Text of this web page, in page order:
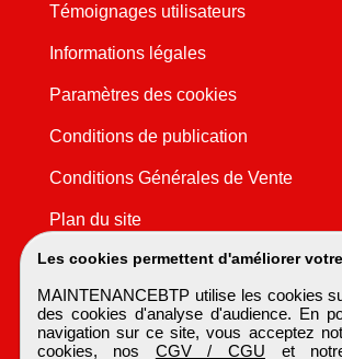
Les cookies permettent d'améliorer
MAINTENANCEBTP utilise les cookies
des cookies d'analyse d'audience. En
navigation sur ce site, vous acceptez
cookies, nos CGV / CGU et
Témoignages utilisateurs
Informations légales
Paramètres des cookies
Conditions de publication
Conditions Générales de Vente
Plan du site